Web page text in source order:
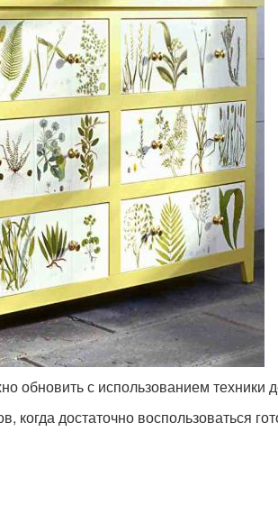
обновить с использованием техники
когда достаточно воспользоваться